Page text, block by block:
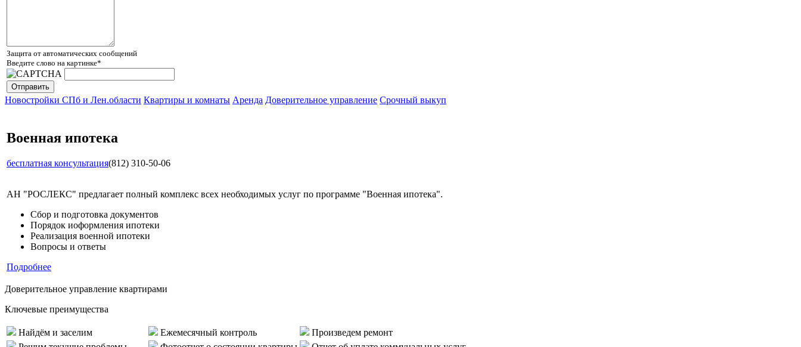
Защита от автоматических сообщений
Введите слово на картинке*
Новостройки СПб и Лен.области Квартиры и комнаты Аренда Доверительное управление Срочный выкуп
Военная ипотека
бесплатная консультация(812) 310-50-06
АН "РОСЛЕКС" предлагает полный комплекс всех необходимых услуг по программе "Военная ипотека".
Сбор и подготовка документов
Порядок иоформления ипотеки
Реализация военной ипотеки
Вопросы и ответы
Подробнее
Доверительное управление квартирами
Ключевые преимущества
Найдём и заселим Ежемесячный контроль
Произведем ремонт